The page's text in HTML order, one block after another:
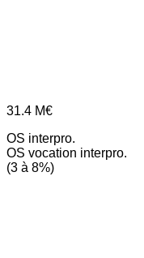
31.4 M€
OS interpro.
OS vocation interpro.
(3 à 8%)